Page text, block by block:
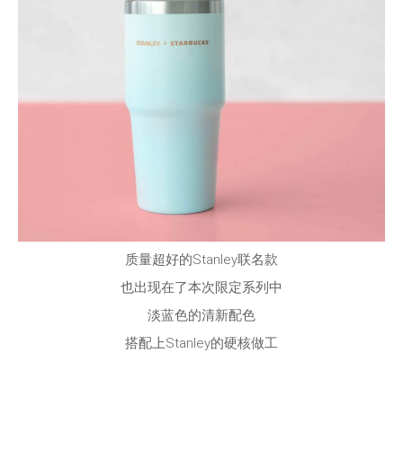
质量超好的Stanley联名款
也出现在了本次限定系列中
淡蓝色的清新配色
搭配上Stanley的硬核做工